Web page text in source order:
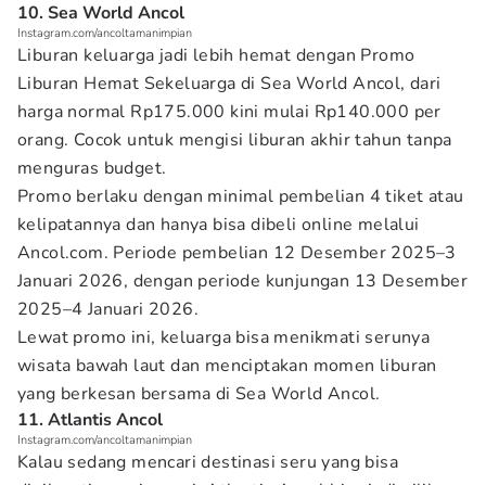
10. Sea World Ancol
Instagram.com/ancoltamanimpian
Liburan keluarga jadi lebih hemat dengan Promo
Liburan Hemat Sekeluarga di Sea World Ancol, dari
harga normal Rp175.000 kini mulai Rp140.000 per
orang. Cocok untuk mengisi liburan akhir tahun tanpa
menguras budget.
Promo berlaku dengan minimal pembelian 4 tiket atau
kelipatannya dan hanya bisa dibeli online melalui
Ancol.com. Periode pembelian 12 Desember 2025–3
Januari 2026, dengan periode kunjungan 13 Desember
2025–4 Januari 2026.
Lewat promo ini, keluarga bisa menikmati serunya
wisata bawah laut dan menciptakan momen liburan
yang berkesan bersama di Sea World Ancol.
11. Atlantis Ancol
Instagram.com/ancoltamanimpian
Kalau sedang mencari destinasi seru yang bisa